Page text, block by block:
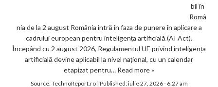
bil în
Româ
nia de la 2 august România intră în faza de punere în aplicare a
cadrului european pentru inteligența artificială (AI Act).
Începând cu 2 august 2026, Regulamentul UE privind inteligența
artificială devine aplicabil la nivel național, cu un calendar
etapizat pentru… Read more »
Source:TechnoReport.ro| Published:iulie 27, 2026 - 6:27 am